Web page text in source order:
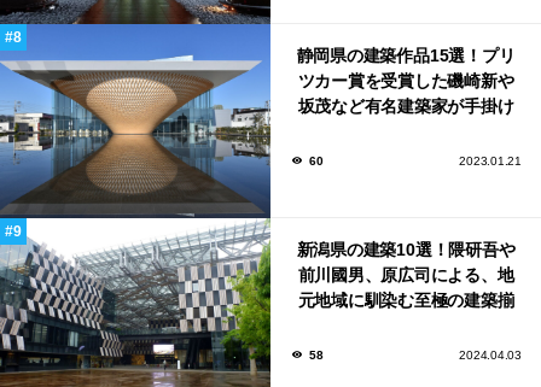
静岡県の建築作品15選！プリ
ツカー賞を受賞した磯崎新や
坂茂など有名建築家が手掛け
60 2023.01.21
新潟県の建築10選！隈研吾や
前川國男、原広司による、地
元地域に馴染む至極の建築揃
58 2024.04.03